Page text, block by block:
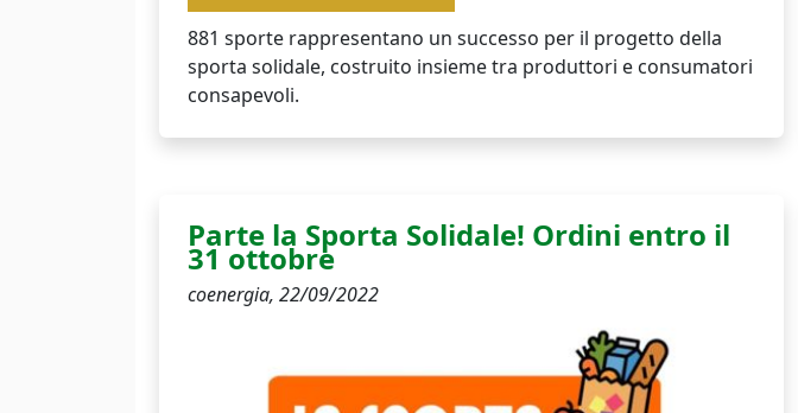
881 sporte rappresentano un successo per il progetto della
sporta solidale, costruito insieme tra produttori e consumatori
consapevoli.
Parte la Sporta Solidale! Ordini entro il
31 ottobre
coenergia, 22/09/2022